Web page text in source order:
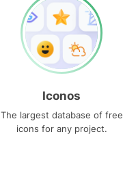
Iconos
The largest database of free
icons for any project.